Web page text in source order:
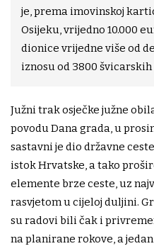
je, prema imovinskoj
Osijeku, vrijedno 10.000
dionice vrijedne više od
iznosu od 3800
Južni trak osječke južne
povodu Dana grada, u
sastavni je dio državne
istok Hrvatske, a tako
elemente brze ceste, uz
rasvjetom u cijeloj duljini.
su radovi bili čak i
na planirane rokove, a